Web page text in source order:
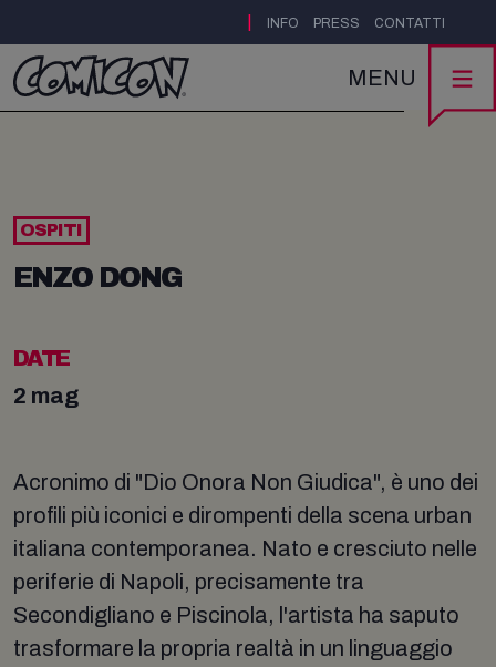
INFO PRESS CONTATTI
MENU
OSPITI
ENZO DONG
DATE
2 mag
Acronimo di "Dio Onora Non Giudica", è uno dei
profili più iconici e dirompenti della scena urban
italiana contemporanea. Nato e cresciuto nelle
periferie di Napoli, precisamente tra
Secondigliano e Piscinola, l'artista ha saputo
trasformare la propria realtà in un linguaggio